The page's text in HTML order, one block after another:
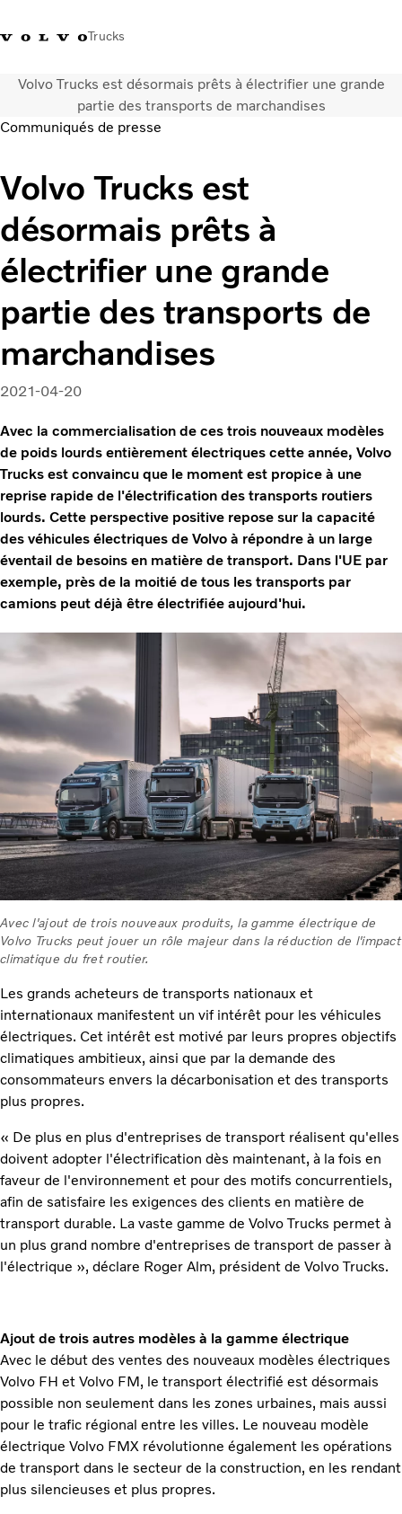
Trucks
+41 21 867 00 11 Volvo Merchandise ShopLog inSuisse German
Electrique
Configurateur
Services
Carrières
Localisation du réseau
News
Notre société
Contact
Volvo Trucks est désormais prêts à électrifier une grande
partie des transports de marchandises
Communiqués de presse
Volvo Trucks est
désormais prêts à
électrifier une grande
partie des transports de
marchandises
2021-04-20
Avec la commercialisation de ces trois nouveaux modèles
de poids lourds entièrement électriques cette année, Volvo
Trucks est convaincu que le moment est propice à une
reprise rapide de l'électrification des transports routiers
lourds. Cette perspective positive repose sur la capacité
des véhicules électriques de Volvo à répondre à un large
éventail de besoins en matière de transport. Dans l'UE par
exemple, près de la moitié de tous les transports par
camions peut déjà être électrifiée aujourd'hui.
Avec l'ajout de trois nouveaux produits, la gamme électrique de
Volvo Trucks peut jouer un rôle majeur dans la réduction de l'impact
climatique du fret routier.
Les grands acheteurs de transports nationaux et
internationaux manifestent un vif intérêt pour les véhicules
électriques. Cet intérêt est motivé par leurs propres objectifs
climatiques ambitieux, ainsi que par la demande des
consommateurs envers la décarbonisation et des transports
plus propres.
« De plus en plus d'entreprises de transport réalisent qu'elles
doivent adopter l'électrification dès maintenant, à la fois en
faveur de l'environnement et pour des motifs concurrentiels,
afin de satisfaire les exigences des clients en matière de
transport durable. La vaste gamme de Volvo Trucks permet à
un plus grand nombre d'entreprises de transport de passer à
l'électrique », déclare Roger Alm, président de Volvo Trucks.
Ajout de trois autres modèles à la gamme électrique
Avec le début des ventes des nouveaux modèles électriques
Volvo FH et Volvo FM, le transport électrifié est désormais
possible non seulement dans les zones urbaines, mais aussi
pour le trafic régional entre les villes. Le nouveau modèle
électrique Volvo FMX révolutionne également les opérations
de transport dans le secteur de la construction, en les rendant
plus silencieuses et plus propres.